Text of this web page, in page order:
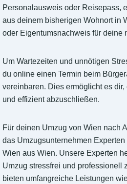
Personalausweis oder Reisepass,
aus deinem bisherigen Wohnort in
oder Eigentumsnachweis für deine
Um Wartezeiten und unnötigen
du online einen Termin beim
vereinbaren. Dies ermöglicht es dir,
und effizient abzuschließen.
Für deinen Umzug von Wien nach
das Umzugsunternehmen
Wien aus Wien. Unsere Experten
Umzug stressfrei und professionell
bieten umfangreiche Leistungen